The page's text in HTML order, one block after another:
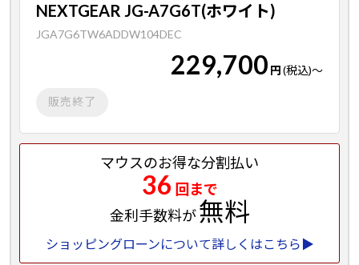
NEXTGEAR JG-A7G6T(ホワイト)
JGA7G6TW6ADDW104DEC
229,700 円(税込)～
販売終了
マウスのお得な分割払い
36 回まで
金利手数料が無料
ショッピングローンについて詳しくはこちら▶